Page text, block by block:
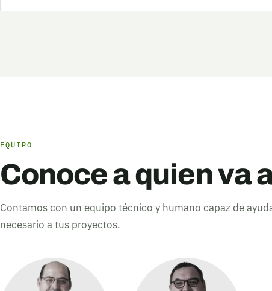
EQUIPO
Conoce a quien va
Contamos con un equipo técnico y humano capaz de
necesario a tus proyectos.